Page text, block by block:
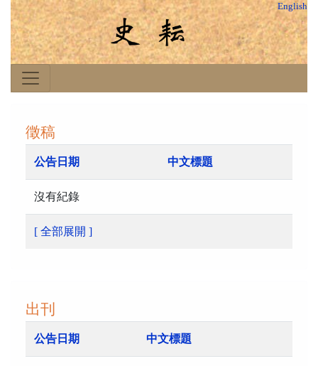
English
徵稿
公告日期 中文標題
沒有紀錄
[ 全部展開 ]
出刊
公告日期 中文標題